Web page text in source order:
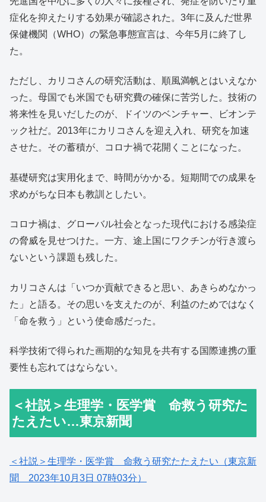
症化を抑えたりする効果が確認された。3年に及んだ世界
保健機関（WHO）の緊急事態宣言は、今年5月に終了し
た。
ただし、カリコさんの研究活動は、順風満帆とはいえなか
った。母国でも米国でも研究費の確保に苦労した。技術の
将来性を見いだしたのが、ドイツのベンチャー、ビオンテ
ック社だ。2013年にカリコさんを迎え入れ、研究を加速
させた。その蓄積が、コロナ禍で花開くことになった。
基礎研究は実用化まで、時間がかかる。短期間での成果を
求めがちな日本も教訓としたい。
コロナ禍は、グローバル社会となった現代における感染症
の脅威を見せつけた。一方、途上国にワクチンが行き渡ら
ないという課題も残した。
カリコさんは「いつか貢献できると思い、あきらめなかっ
た」と語る。その思いを支えたのが、利益のためではなく
「命を救う」という使命感だった。
科学技術で得られた画期的な知見を共有する国際連携の重
要性も忘れてはならない。
＜社説＞生理学・医学賞 命救う研究た
たえたい…東京新聞
＜社説＞生理学・医学賞 命救う研究たたえたい（東京新
聞 2023年10月3日 07時03分）